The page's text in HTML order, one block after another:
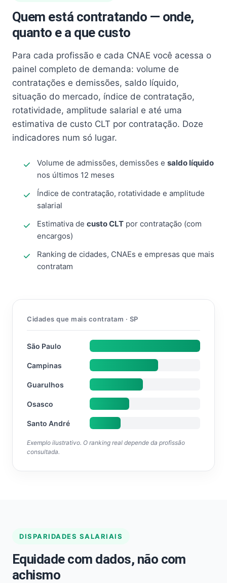
Quem está contratando — onde,
quanto e a que custo
Para cada profissão e cada CNAE você acessa o
painel completo de demanda: volume de
contratações e demissões, saldo líquido,
situação do mercado, índice de contratação,
rotatividade, amplitude salarial e até uma
estimativa de custo CLT por contratação. Doze
indicadores num só lugar.
Volume de admissões, demissões e saldo líquido
nos últimos 12 meses
Índice de contratação, rotatividade e amplitude
salarial
Estimativa de custo CLT por contratação (com
encargos)
Ranking de cidades, CNAEs e empresas que mais
contratam
Cidades que mais contratam · SP
São Paulo
Campinas
Guarulhos
Osasco
Santo André
Exemplo ilustrativo. O ranking real depende da profissão
consultada.
DISPARIDADES SALARIAIS
Equidade com dados, não com
achismo